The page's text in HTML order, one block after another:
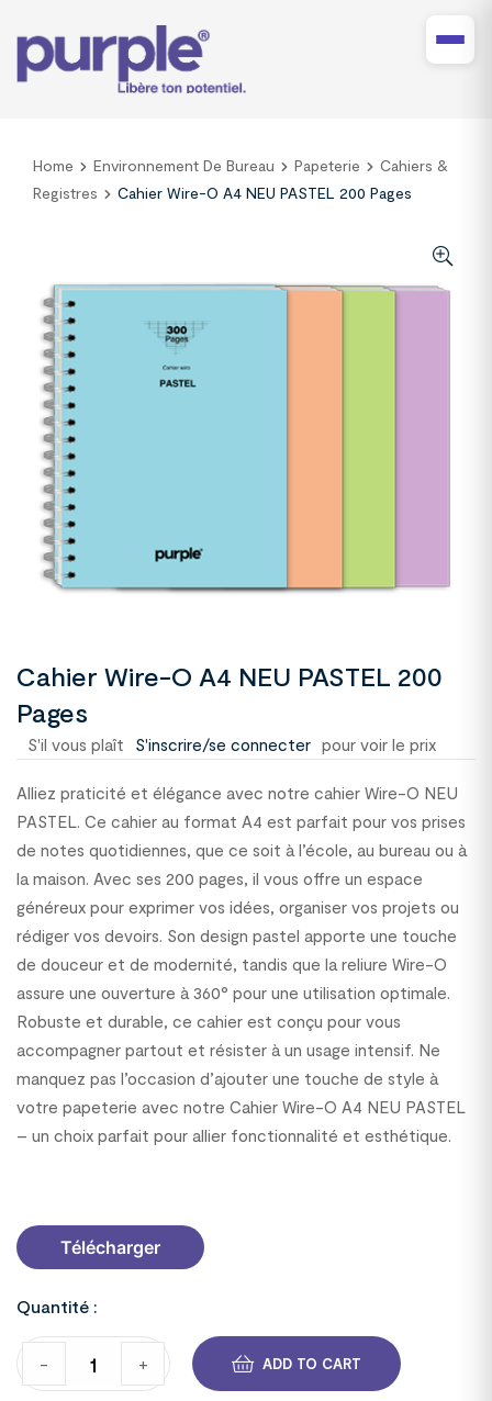
Home Environnement De Bureau Papeterie
Cahiers &
Registres
Cahier Wire-O A4 NEU PASTEL 200 Pages
Cahier Wire-O A4 NEU PASTEL 200
Pages
S'il vous plaît S'inscrire/se connecter pour voir le prix
Alliez praticité et élégance avec notre cahier Wire-O NEU
PASTEL. Ce cahier au format A4 est parfait pour vos prises
de notes quotidiennes, que ce soit à l’école, au bureau ou à
la maison. Avec ses 200 pages, il vous offre un espace
généreux pour exprimer vos idées, organiser vos projets ou
rédiger vos devoirs. Son design pastel apporte une touche
de douceur et de modernité, tandis que la reliure Wire-O
assure une ouverture à 360° pour une utilisation optimale.
Robuste et durable, ce cahier est conçu pour vous
accompagner partout et résister à un usage intensif. Ne
manquez pas l’occasion d’ajouter une touche de style à
votre papeterie avec notre Cahier Wire-O A4 NEU PASTEL
– un choix parfait pour allier fonctionnalité et esthétique.
Télécharger
Quantité :
- + ADD TO CART